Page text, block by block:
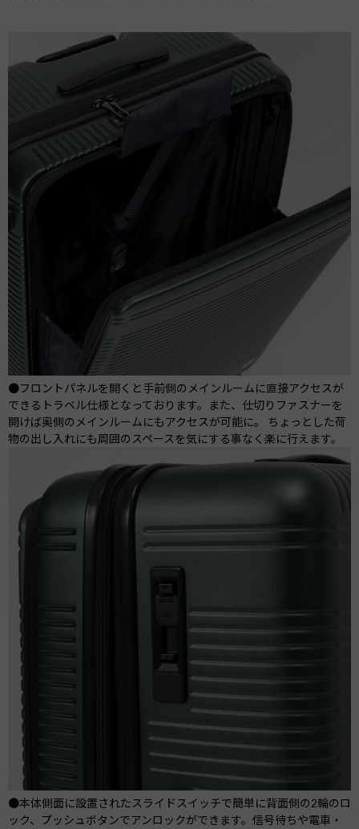
●フロントパネルを開くと手前側のメインルームに直接アクセスが
できるトラベル仕様となっております。また、仕切りファスナーを
開けば奥側のメインルームにもアクセスが可能に。 ちょっとした荷
物の出し入れにも周囲のスペースを気にする事なく楽に行えます。
●本体側面に設置されたスライドスイッチで簡単に背面側の2輪のロ
ック、プッシュボタンでアンロックができます。信号待ちや電車・